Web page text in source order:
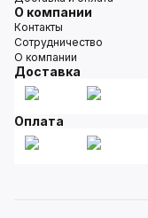
О компании
Контакты
Сотрудничество
О компании
Доставка
Оплата